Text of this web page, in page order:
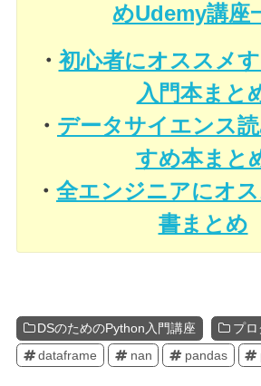
めUdemy講座
・ 初心者にオススメ
入門本まと
・ データサイエンス
すめ本まと
・ 全エンジニアにオ
書まとめ
DSのためのPython入門講座
プ
dataframe
nan pandas